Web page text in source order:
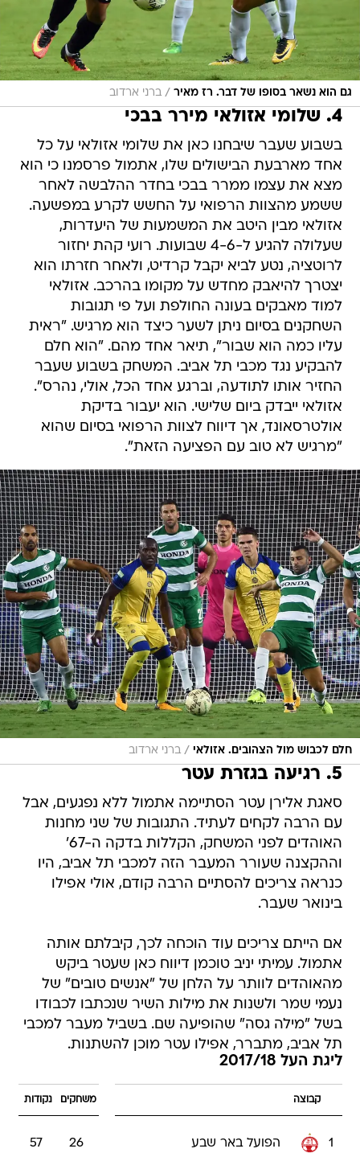
גם הוא נשאר בסופו של דבר. רז מאיר / ברני ארדוב
4. שלומי אזולאי מירר בבכי
בשבוע שעבר שיבחנו כאן את שלומי אזולאי על כל
אחד מארבעת הבישולים שלו, אתמול פרסמנו כי הוא
מצא את עצמו ממרר בבכי בחדר ההלבשה לאחר
ששמע מהצוות הרפואי על החשש לקרע במפשעה.
אזולאי מבין היטב את המשמעות של היעדרות,
שעלולה להגיע ל-4-6 שבועות. רועי קהת יחזור
לרוטציה, נטע לביא יקבל קרדיט, ולאחר חזרתו הוא
יצטרך להיאבק מחדש על מקומו בהרכב. אזולאי
למוד מאבקים בעונה החולפת ועל פי תגובות
השחקנים בסיום ניתן לשער כיצד הוא מרגיש. "ראית
עליו כמה הוא שבור", תיאר אחד מהם. "הוא חלם
להבקיע נגד מכבי תל אביב. המשחק בשבוע שעבר
החזיר אותו לתודעה, וברגע אחד הכל, אולי, נהרס".
אזולאי ייבדק ביום שלישי. הוא יעבור בדיקת
אולטרסאונד, אך דיווח לצוות הרפואי בסיום שהוא
"מרגיש לא טוב עם הפציעה הזאת".
חלם לכבוש מול הצהובים. אזולאי / ברני ארדוב
5. רגיעה בגזרת עטר
סאגת אלירן עטר הסתיימה אתמול ללא נפגעים, אבל
עם הרבה לקחים לעתיד. התגובות של שני מחנות
האוהדים לפני המשחק, הקללות בדקה ה-67'
וההקצנה שעורר המעבר הזה למכבי תל אביב, היו
כנראה צריכים להסתיים הרבה קודם, אולי אפילו
בינואר שעבר.
אם הייתם צריכים עוד הוכחה לכך, קיבלתם אותה
אתמול. עמיתי יניב טוכמן דיווח כאן שעטר ביקש
מהאוהדים לוותר על הלחן של "אנשים טובים" של
נעמי שמר ולשנות את מילות השיר שנכתבו לכבודו
בשל "מילה גסה" שהופיעה שם. בשביל מעבר למכבי
תל אביב, מתברר, אפילו עטר מוכן להשתנות.
ליגת העל 2017/18
קבוצה משחקים נקודות
1 הפועל באר שבע 26
57